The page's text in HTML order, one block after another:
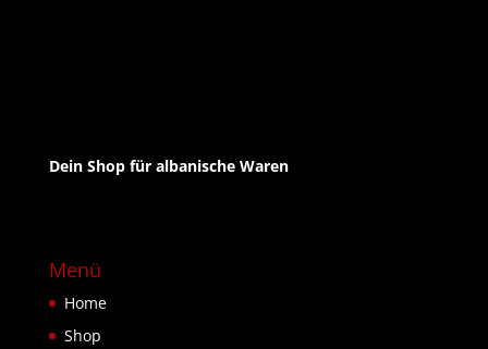
Dein Shop für albanische Waren
Menü
Home
Shop